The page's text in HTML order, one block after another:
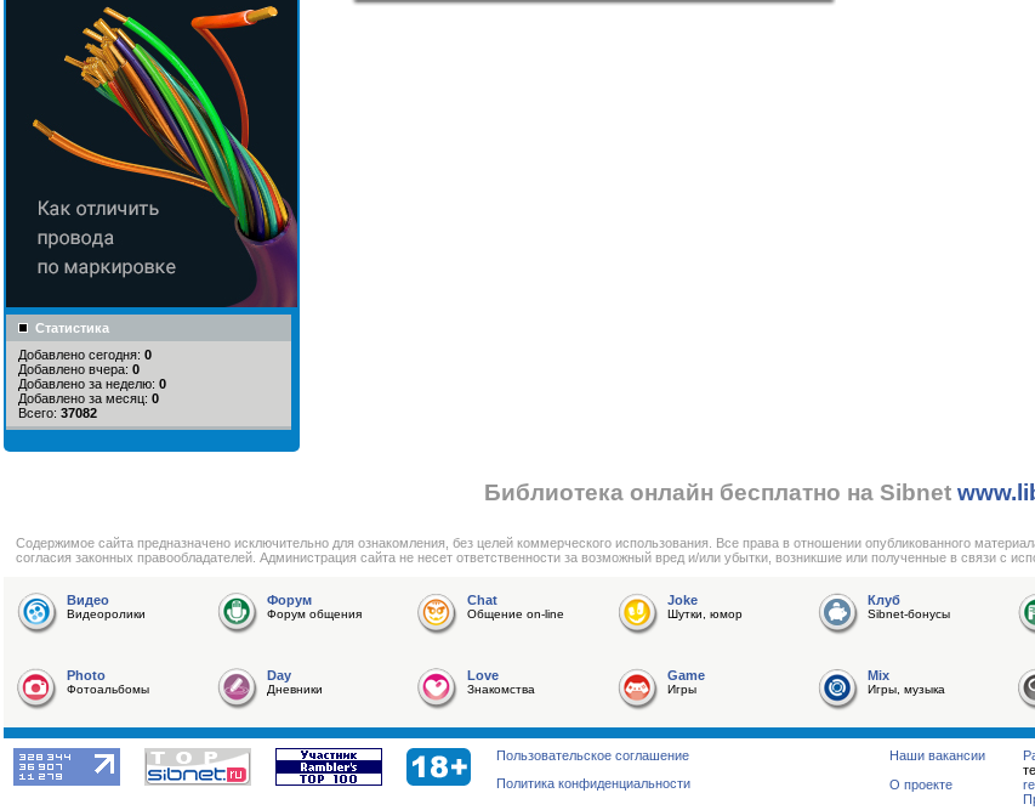
Статистика
Добавлено сегодня: 0
Добавлено вчера: 0
Добавлено за неделю: 0
Добавлено за месяц: 0
Всего: 37082
Библиотека онлайн бесплатно на Sibnet
Cодержимое сайта предназначено исключительно для ознакомления, без целей коммерческого использования. Все права в отношении опубликованного
согласия законных правообладателей. Администрация сайта не несет ответственности за возможный вред и/или убытки, возникшие или полученные в связи с
Видео
Видеоролики
Форум
Форум общения
Chat
Общение on-line
Joke
Шутки, юмор
Клуб
Sibnet-бонусы
Photo
Фотоальбомы
Day
Дневники
Love
Знакомства
Game
Игры
Mix
Игры, музыка
Наши вакансии
О проекте
Пользовательское соглашение
Политика конфиденциальности